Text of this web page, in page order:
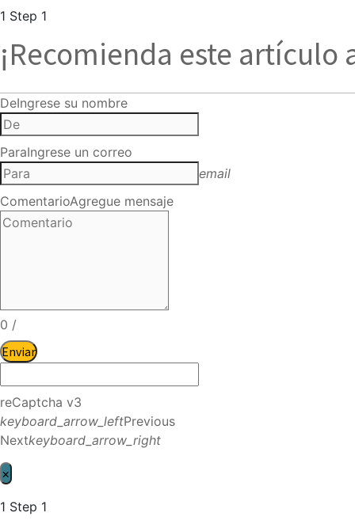
1 Step 1
¡Recomienda este artículo
DeIngrese su nombre
ParaIngrese un correo
email
ComentarioAgregue mensaje
0 /
Enviar
reCaptcha v3
keyboard_arrow_leftPrevious
Nextkeyboard_arrow_right
×
1 Step 1